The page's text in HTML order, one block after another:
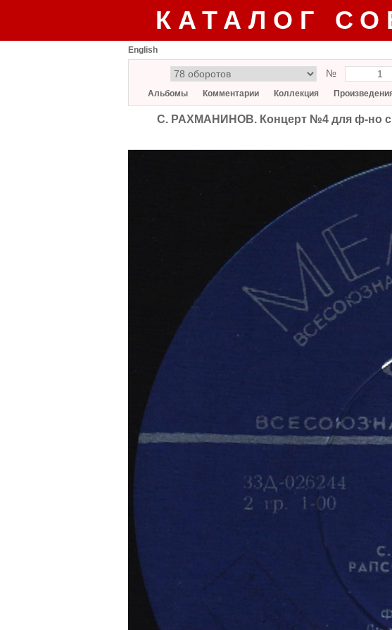
КАТАЛОГ
English
№
Альбомы Комментарии Коллекция
С. РАХМАНИНОВ. Концерт №4 для ф-но с